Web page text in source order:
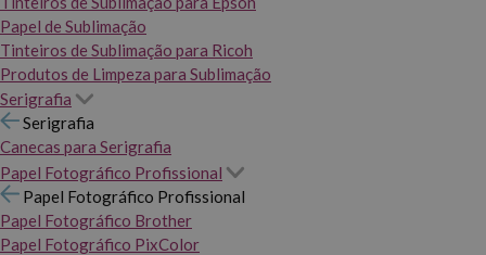
Papel de Sublimação
Tinteiros de Sublimação para Ricoh
Produtos de Limpeza para Sublimação
Serigrafia
Serigrafia
Canecas para Serigrafia
Papel Fotográfico Profissional
Papel Fotográfico Profissional
Papel Fotográfico Brother
Papel Fotográfico PixColor